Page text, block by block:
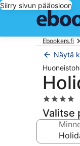
Siirry sivun pääosioon
Ebookers.fi
Näytä
4.0
tähden
Valitse